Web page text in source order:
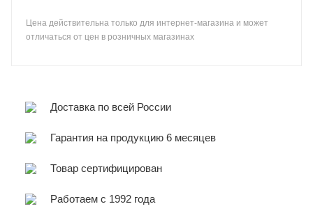
Цена действительна только для интернет-магазина и может
отличаться от цен в розничных магазинах
Доставка по всей России
Гарантия на продукцию 6 месяцев
Товар сертифицирован
Работаем с 1992 года